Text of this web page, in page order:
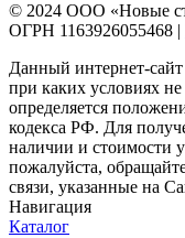
© 2024 ООО «Новые
ОГРН 1163926055468 |
Данный интернет-
при каких условиях
определяется
кодекса РФ. Для
наличии и стоимости
пожалуйста,
связи, указанные на
Навигация
Каталог